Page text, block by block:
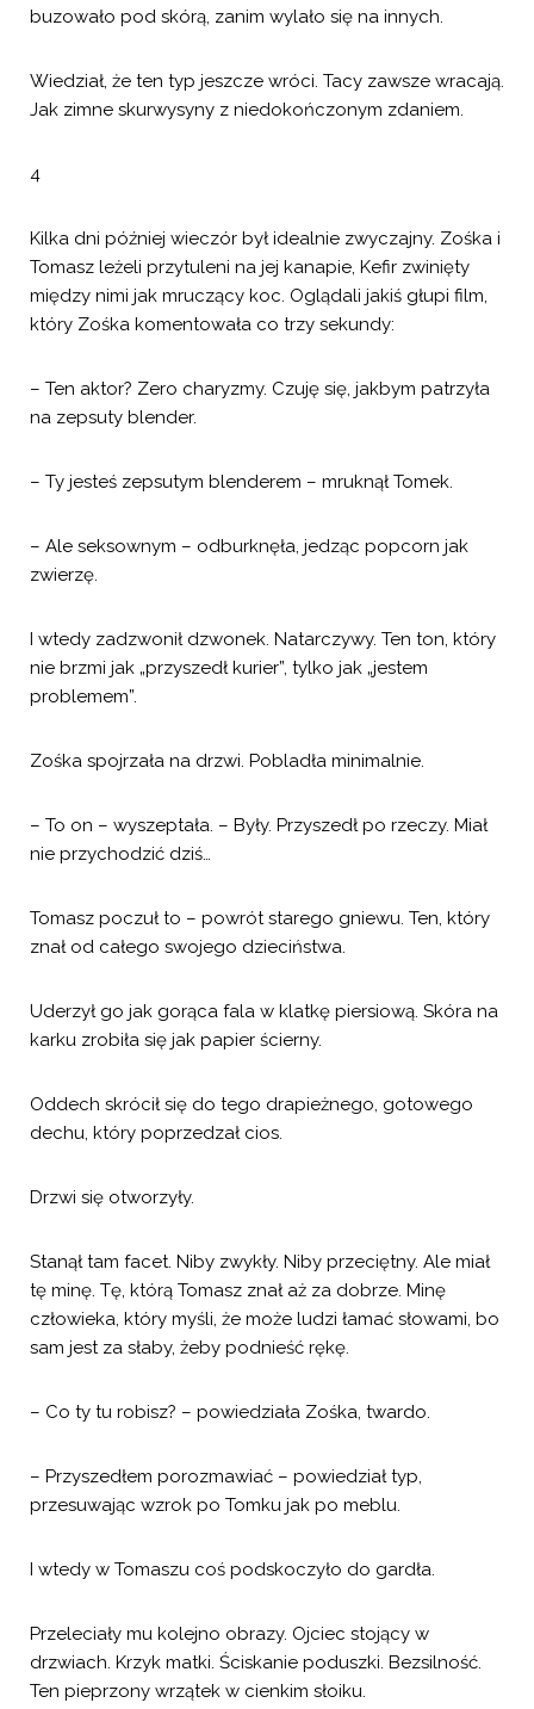
buzowało pod skórą, zanim wylało się na innych.
Wiedział, że ten typ jeszcze wróci. Tacy zawsze wracają.
Jak zimne skurwysyny z niedokończonym zdaniem.
4
Kilka dni później wieczór był idealnie zwyczajny. Zośka i
Tomasz leżeli przytuleni na jej kanapie, Kefir zwinięty
między nimi jak mruczący koc. Oglądali jakiś głupi film,
który Zośka komentowała co trzy sekundy:
– Ten aktor? Zero charyzmy. Czuję się, jakbym patrzyła
na zepsuty blender.
– Ty jesteś zepsutym blenderem – mruknął Tomek.
– Ale seksownym – odburknęła, jedząc popcorn jak
zwierzę.
I wtedy zadzwonił dzwonek. Natarczywy. Ten ton, który
nie brzmi jak „przyszedł kurier”, tylko jak „jestem
problemem”.
Zośka spojrzała na drzwi. Pobladła minimalnie.
– To on – wyszeptała. – Były. Przyszedł po rzeczy. Miał
nie przychodzić dziś…
Tomasz poczuł to – powrót starego gniewu. Ten, który
znał od całego swojego dzieciństwa.
Uderzył go jak gorąca fala w klatkę piersiową. Skóra na
karku zrobiła się jak papier ścierny.
Oddech skrócił się do tego drapieżnego, gotowego
dechu, który poprzedzał cios.
Drzwi się otworzyły.
Stanął tam facet. Niby zwykły. Niby przeciętny. Ale miał
tę minę. Tę, którą Tomasz znał aż za dobrze. Minę
człowieka, który myśli, że może ludzi łamać słowami, bo
sam jest za słaby, żeby podnieść rękę.
– Co ty tu robisz? – powiedziała Zośka, twardo.
– Przyszedłem porozmawiać – powiedział typ,
przesuwając wzrok po Tomku jak po meblu.
I wtedy w Tomaszu coś podskoczyło do gardła.
Przeleciały mu kolejno obrazy. Ojciec stojący w
drzwiach. Krzyk matki. Ściskanie poduszki. Bezsilność.
Ten pieprzony wrzątek w cienkim słoiku.